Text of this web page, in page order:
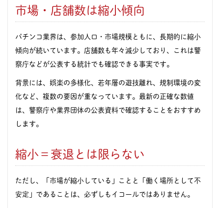
市場・店舗数は縮小傾向
パチンコ業界は、参加人口・市場規模ともに、長期的に縮小
傾向が続いています。店舗数も年々減少しており、これは警
察庁などが公表する統計でも確認できる事実です。
背景には、娯楽の多様化、若年層の遊技離れ、規制環境の変
化など、複数の要因が重なっています。最新の正確な数値
は、警察庁や業界団体の公表資料で確認することをおすすめ
します。
縮小＝衰退とは限らない
ただし、「市場が縮小している」ことと「働く場所として不
安定」であることは、必ずしもイコールではありません。